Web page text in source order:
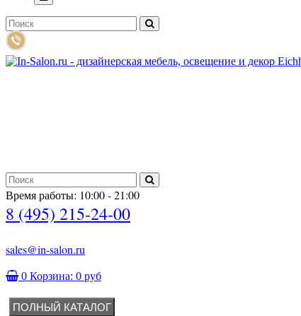
Время работы: 10:00 - 21:00
8 (495) 215-24-00
sales@in-salon.ru
0 Корзина: 0 руб
ПОЛНЫЙ КАТАЛОГ